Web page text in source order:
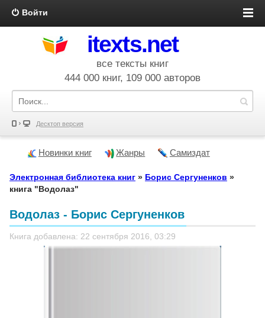
Войти
itexts.net
все тексты книг
444 000 книг, 109 000 авторов
Десктоп версия
Новинки книг Жанры Самиздат
Электронная библиотека книг » Борис Сергуненков »
книга "Водолаз"
Водолаз - Борис Сергуненков
Книга добавлена: 22 сентября 2016, 03:29